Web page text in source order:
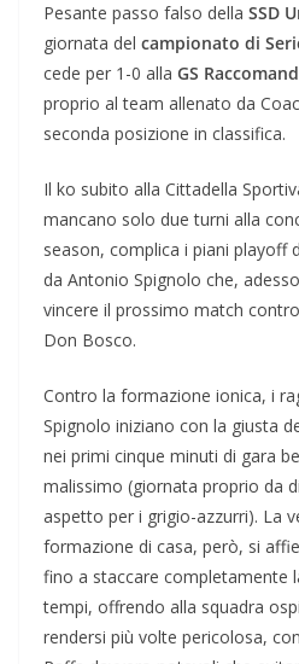
Pesante passo falso della SSD
giornata del campionato di
cede per 1-0 alla GS
proprio al team allenato da
seconda posizione in classifica.
Il ko subito alla Cittadella
mancano solo due turni alla
season, complica i piani playoff
da Antonio Spignolo che,
vincere il prossimo match
Don Bosco.
Contro la formazione ionica, i
Spignolo iniziano con la giusta
nei primi cinque minuti di gara
malissimo (giornata proprio da
aspetto per i grigio-azzurri). La
formazione di casa, però, si
fino a staccare completamente
tempi, offrendo alla squadra
rendersi più volte pericolosa,